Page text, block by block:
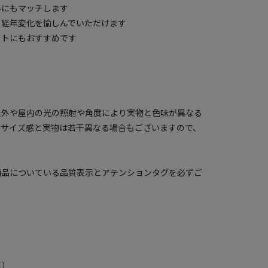
もマッチします
年変化を愉しんでいただけます
にもおすすめです
や屋内の光の照射や角度により実物と色味が異なる
イズ感と実物は若干異なる場合もございますので、
についている品質表示とアテンションタグを必ずご